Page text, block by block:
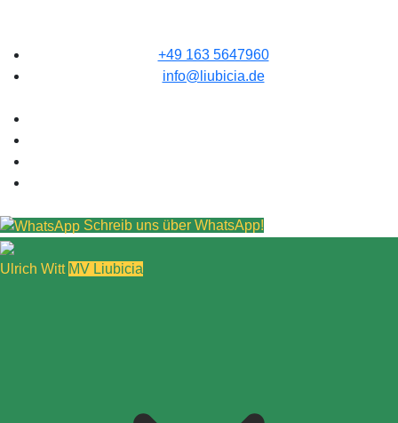
+49 163 5647960
info@liubicia.de
Schreib uns über WhatsApp!
Ulrich Witt MV Liubicia